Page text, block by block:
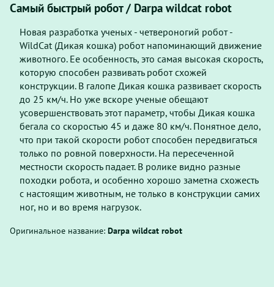
Самый быстрый робот / Darpa wildcat robot
Новая разработка ученых - четвероногий робот -
WildCat (Дикая кошка) робот напоминающий движение
животного. Ее особенность, это самая высокая скорость,
которую способен развивать робот схожей
конструкции. В галопе Дикая кошка развивает скорость
до 25 км/ч. Но уже вскоре ученые обещают
усовершенствовать этот параметр, чтобы Дикая кошка
бегала со скоростью 45 и даже 80 км/ч. Понятное дело,
что при такой скорости робот способен передвигаться
только по ровной поверхности. На пересеченной
местности скорость падает. В ролике видно разные
походки робота, и особенно хорошо заметна схожесть
с настоящим животным, не только в конструкции самих
ног, но и во время нагрузок.
Оригинальное название: Darpa wildcat robot